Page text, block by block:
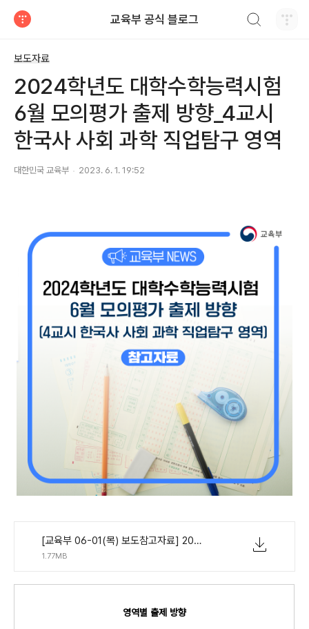
교육부 공식 블로그
보도자료
2024학년도 대학수학능력시험
6월 모의평가 출제 방향_4교시
한국사 사회 과학 직업탐구 영역
대한민국 교육부 2023. 6. 1. 19:52
[교육부 06-01(목) 보도참고자료] 2024학년도 대학수학능력시험 6월 모의평가 출제 방향(4교시 한국사 사회 과학 직업탐구 영역).pdf
1.77MB
영역별 출제 방향